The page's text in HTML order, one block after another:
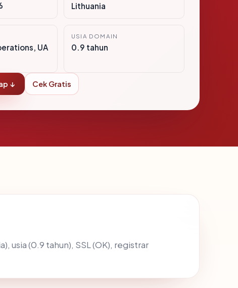
Lithuania
UA
USIA DOMAIN
0.9 tahun
↓ Cek Gratis
usia (0.9 tahun), SSL (OK), registrar